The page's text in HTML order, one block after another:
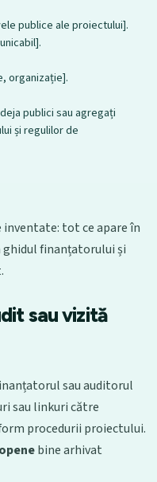
publice ale proiectului].
organizație].
publici sau agregați
și regulilor de
inventate: tot ce apare în
ghidul finanțatorului și
sau vizită
sau auditorul
sau linkuri către
procedurii proiectului.
bine arhivat